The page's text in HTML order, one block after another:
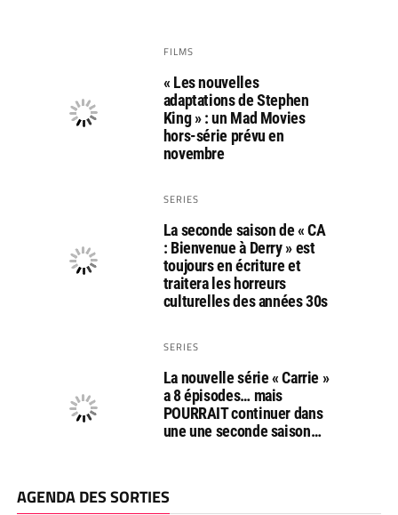
FILMS
« Les nouvelles
adaptations de Stephen
King » : un Mad Movies
hors-série prévu en
novembre
SERIES
La seconde saison de « CA
: Bienvenue à Derry » est
toujours en écriture et
traitera les horreurs
culturelles des années 30s
SERIES
La nouvelle série « Carrie »
a 8 épisodes… mais
POURRAIT continuer dans
une une seconde saison…
AGENDA DES SORTIES